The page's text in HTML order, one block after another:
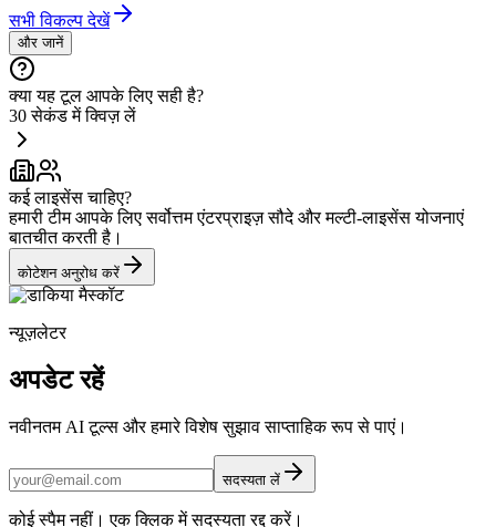
सभी विकल्प देखें
और जानें
क्या यह टूल आपके लिए सही है?
30 सेकंड में क्विज़ लें
कई लाइसेंस चाहिए?
हमारी टीम आपके लिए सर्वोत्तम एंटरप्राइज़ सौदे और मल्टी-लाइसेंस योजनाएं
बातचीत करती है।
कोटेशन अनुरोध करें
न्यूज़लेटर
अपडेट रहें
नवीनतम AI टूल्स और हमारे विशेष सुझाव साप्ताहिक रूप से पाएं।
सदस्यता लें
कोई स्पैम नहीं। एक क्लिक में सदस्यता रद्द करें।